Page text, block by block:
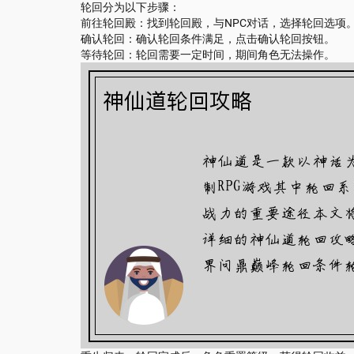
轮回分为以下步骤：
前往轮回殿：找到轮回殿，与NPC对话，选择轮回选项
确认轮回：确认轮回条件满足，点击确认轮回按钮。
等待轮回：轮回需要一定时间，期间角色无法操作。